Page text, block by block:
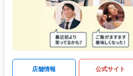
店舗情報 公式サイト